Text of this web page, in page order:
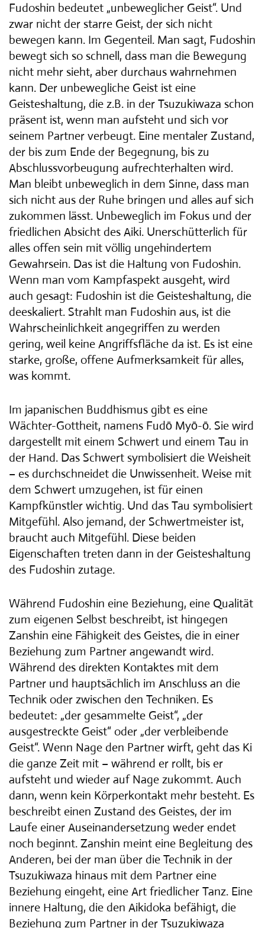
Fudoshin bedeutet „unbeweglicher Geist“. Und
zwar nicht der starre Geist, der sich nicht
bewegen kann. Im Gegenteil. Man sagt, Fudoshin
bewegt sich so schnell, dass man die Bewegung
nicht mehr sieht, aber durchaus wahrnehmen
kann. Der unbewegliche Geist ist eine
Geisteshaltung, die z.B. in der Tsuzukiwaza schon
präsent ist, wenn man aufsteht und sich vor
seinem Partner verbeugt. Eine mentaler Zustand,
der bis zum Ende der Begegnung, bis zu
Abschlussvorbeugung aufrechterhalten wird.
Man bleibt unbeweglich in dem Sinne, dass man
sich nicht aus der Ruhe bringen und alles auf sich
zukommen lässt. Unbeweglich im Fokus und der
friedlichen Absicht des Aiki. Unerschütterlich für
alles offen sein mit völlig ungehindertem
Gewahrsein. Das ist die Haltung von Fudoshin.
Wenn man vom Kampfaspekt ausgeht, wird
auch gesagt: Fudoshin ist die Geisteshaltung, die
deeskaliert. Strahlt man Fudoshin aus, ist die
Wahrscheinlichkeit angegriffen zu werden
gering, weil keine Angriffsfläche da ist. Es ist eine
starke, große, offene Aufmerksamkeit für alles,
was kommt.
Im japanischen Buddhismus gibt es eine
Wächter-Gottheit, namens Fudō Myō-ō. Sie wird
dargestellt mit einem Schwert und einem Tau in
der Hand. Das Schwert symbolisiert die Weisheit
– es durchschneidet die Unwissenheit. Weise mit
dem Schwert umzugehen, ist für einen
Kampfkünstler wichtig. Und das Tau symbolisiert
Mitgefühl. Also jemand, der Schwertmeister ist,
braucht auch Mitgefühl. Diese beiden
Eigenschaften treten dann in der Geisteshaltung
des Fudoshin zutage.
Während Fudoshin eine Beziehung, eine Qualität
zum eigenen Selbst beschreibt, ist hingegen
Zanshin eine Fähigkeit des Geistes, die in einer
Beziehung zum Partner angewandt wird.
Während des direkten Kontaktes mit dem
Partner und hauptsächlich im Anschluss an die
Technik oder zwischen den Techniken. Es
bedeutet: „der gesammelte Geist“, „der
ausgestreckte Geist“ oder „der verbleibende
Geist“. Wenn Nage den Partner wirft, geht das Ki
die ganze Zeit mit – während er rollt, bis er
aufsteht und wieder auf Nage zukommt. Auch
dann, wenn kein Körperkontakt mehr besteht. Es
beschreibt einen Zustand des Geistes, der im
Laufe einer Auseinandersetzung weder endet
noch beginnt. Zanshin meint eine Begleitung des
Anderen, bei der man über die Technik in der
Tsuzukiwaza hinaus mit dem Partner eine
Beziehung eingeht, eine Art friedlicher Tanz. Eine
innere Haltung, die den Aikidoka befähigt, die
Beziehung zum Partner in der Tsuzukiwaza